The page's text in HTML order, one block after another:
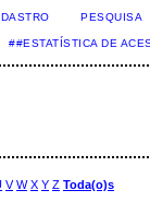
PESQUISA
##ESTATÍSTICA DE
V W X Y Z Toda(o)s